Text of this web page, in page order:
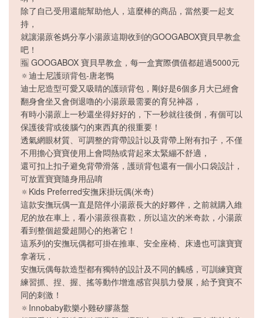
除了自己受用還能幫助他人，這麼棒的商品，當然要一起支
持，
就讓湯蒝爸媽分享小湯蒝這期收到的GOOGABOX寶貝早教盒
吧！
🈯️ GOOGABOX 寶貝早教盒，每一盒實際價值都超過5000元
🔅迪士尼護頭背包-唐老鴨
迪士尼造型可愛又吸睛的護頭背包，剛好是6個多月大已經會
翻身會坐又會倒退嚕的小湯蒝最需要的育兒神器，
有時小湯蒝上一秒還坐得好好的，下一秒就往後倒，有個可以
保護後背或後腦勺的東西真的很重要！
透氣網眼材質、可調整的背帶設計以及背帶上附有扣子，不僅
不用擔心寶寶使用上會悶熱或背起來太緊繃不舒適，
還可扣上扣子避免背帶滑落，護頭背包還有一個小口袋設計，
可放置寶寶隨身用品唷
🔅Kids Preferred安撫床掛玩偶(米奇)
這款安撫玩偶一直是陪伴小湯蒝長大的好夥伴，之前就購入維
尼的放在車上，看小湯蒝很喜歡，所以這次的米奇款，小湯蒝
看到整個超愛超開心的抱著它！
這系列的安撫玩偶都可掛在推車、安全座椅、床邊也可讓寶寶
拿著玩，
安撫玩偶每款造型都有獨特的設計及不同的觸感，可訓練寶寶
練習抓、捏、握、搖等動作增進感官與肌力發展，給予寶寶不
同的刺激！
🔅Innobaby歡樂小雞矽膠蒸盤